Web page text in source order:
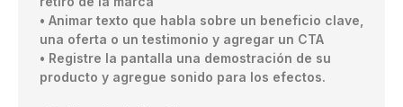
• Animar texto que habla sobre un beneficio clave,
una oferta o un testimonio y agregar un CTA
• Registre la pantalla una demostración de su
producto y agregue sonido para los efectos.